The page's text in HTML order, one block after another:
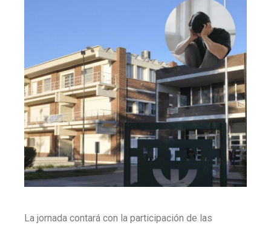
La jornada contará con la participación de las